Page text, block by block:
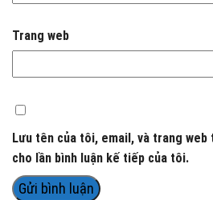
Trang web
Lưu tên của tôi, email, và trang
cho lần bình luận kế tiếp của tôi.